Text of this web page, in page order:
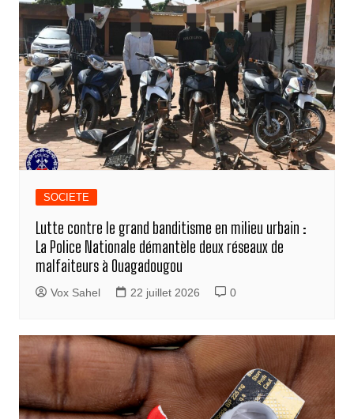
SOCIETE
Lutte contre le grand banditisme en milieu urbain :
La Police Nationale démantèle deux réseaux de
malfaiteurs à Ouagadougou
Vox Sahel 22 juillet 2026 0